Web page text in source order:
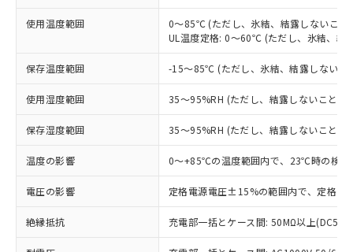
使用温度範囲
0～85℃ (ただし、氷結、結露しないこと)
UL温度定格: 0～60℃ (ただし、氷結、結
保存温度範囲 -15～85℃ (ただし、氷結、結露しないこ
使用湿度範囲 35～95%RH (ただし、結露しないこと)
保存湿度範囲 35～95%RH (ただし、結露しないこと)
温度の影響 0～+85℃の温度範囲内で、23℃時の検
電圧の影響 定格電源電圧±15%の範囲内で、定格電
絶縁抵抗 充電部一括とケース間: 50MΩ以上
ご利用条件
以下の条件をお読みいただき、同意のうえ
ご利用ください。
商品の当社在庫状況および標準価格
(税抜)を提供させていただくもので
当社制御機器事業取扱商品の中には、
本サービスの対象外となる商品もある
ことをご了承ください。
在庫状況および標準価格照会結果は、
有に対応した製品に切り替える予定のある
対応予定なし：EU RoHS指令（10物質）の
非含有に非対応の商品で、対応品を出す予
定はありません。
調査・確認中：EU RoHS指令（10物質）の
非含有の対応状況を調査中または確認中の
非該当品：ライセンス料など無形物で、有
害物質有無と関係のない商品です。
仕入先様の事情により、非含有部品として
むを得ず変更することがあります。
※1 中国RoHS○×表
「○」：最大均質材料含有率が中国RoHSの
基準値以下であることを示します。
「×」：最大均質材料含有率が中国RoHSの
基準値を超えていることを示します。
「－」：未確認です。当社販売部門へお問
当社は、これら貴社製品のうち、外国